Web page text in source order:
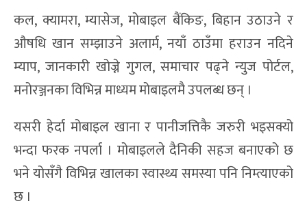
कल, क्यामरा, म्यासेज, मोबाइल बैंकिङ, बिहान उठाउने र
औषधि खान सम्झाउने अलार्म, नयाँ ठाउँमा हराउन नदिने
म्याप, जानकारी खोज्ने गुगल, समाचार पढ्ने न्युज पोर्टल,
मनोरञ्जनका विभिन्न माध्यम मोबाइलमै उपलब्ध छन् ।
यसरी हेर्दा मोबाइल खाना र पानीजत्तिकै जरुरी भइसक्यो
भन्दा फरक नपर्ला । मोबाइलले दैनिकी सहज बनाएको छ
भने योसँगै विभिन्न खालका स्वास्थ्य समस्या पनि निम्त्याएको
छ ।